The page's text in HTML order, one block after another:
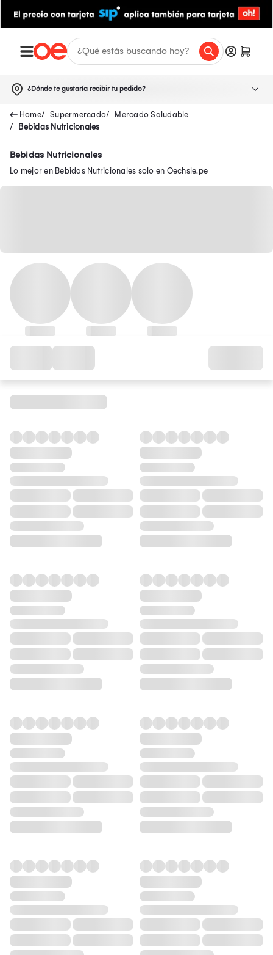
¿Dónde te gustaría recibir tu pedido?
Supermercado
Mercado Saludable
Bebidas Nutricionales
Bebidas Nutricionales
Lo mejor en Bebidas Nutricionales solo en Oechsle.pe